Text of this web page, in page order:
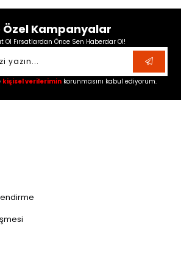
Özel Kampanyalar
Ol Fırsatlardan Önce Sen Haberdar Ol!
kişisel verilerimin korunmasını kabul ediyorum.